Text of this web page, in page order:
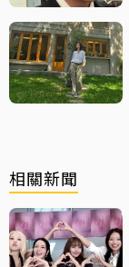
相關新聞